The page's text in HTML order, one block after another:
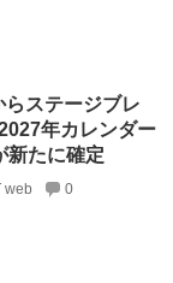
ステージブレ
年カレンダー
新たに確定
web 0